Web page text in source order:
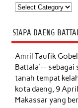
Kategori
SIAPA DAENG
Amril Taufik
Battala'-- sebagai
tanah tempat
kota daeng, 9
Makassar yang